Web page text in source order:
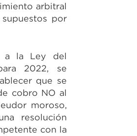
arbitral
por
a la Ley del
2022, se
que se
cobro NO al
moroso,
resolución
con la